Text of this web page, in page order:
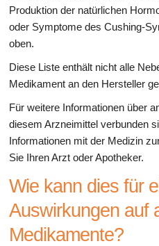
Produktion der natürlichen
oder Symptome des Cushing-
oben.
Diese Liste enthält nicht alle
Medikament an den Hersteller
Für weitere Informationen über
diesem Arzneimittel verbunden
Informationen mit der Medizin
Sie Ihren Arzt oder Apotheker.
Wie kann dies für
Auswirkungen auf
Medikamente?